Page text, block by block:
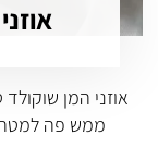
אוזני המן
ממש פה